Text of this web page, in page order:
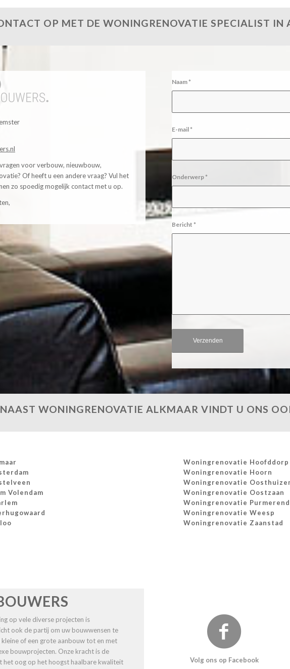
OP MET DE WONINGRENOVATIE SPECIALIST IN
voor verbouw, nieuwbouw,
Of heeft u een andere vraag? Vul het
zo spoedig mogelijk contact met u op.
Naam *
E-mail *
Onderwerp *
Bericht *
NAAST WONINGRENOVATIE ALKMAAR VINDT U ONS
Volendam
Woningrenovatie Hoofddorp
Woningrenovatie Hoorn
Woningrenovatie
Woningrenovatie Oostzaan
Woningrenovatie Purmerend
Woningrenovatie Weesp
Woningrenovatie Zaanstad
op vele diverse projecten is
ook de partij om uw bouwwensen te
kleine of een grote aanbouw tot en met
bouwprojecten. Onze kracht is de
het oog op het hoogst haalbare kwaliteit
Volg ons op Facebook